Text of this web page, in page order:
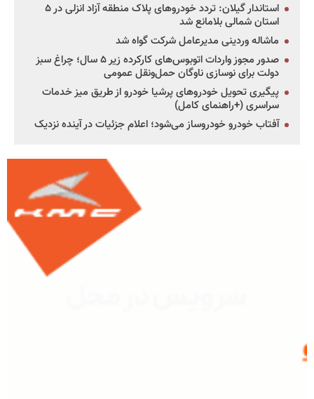
استاندار گیلان: تردد خودروهای پلاک منطقه آزاد انزلی در ۵
استان شمالی بلامانع شد
ماشاله وردینی مدیرعامل شرکت گواه شد
صدور مجوز واردات اتوبوس‌های کارکرده زیر ۵ سال؛ چراغ سبز
دولت برای نوسازی ناوگان حمل‌ونقل عمومی
پیگیری تحویل خودروهای پرشیا خودرو از طریق میز خدمات
سراسری (+راهنمای کامل)
آفتاب خودرو خودروساز می‌شود؛ اعلام جزئیات در آینده نزدیک